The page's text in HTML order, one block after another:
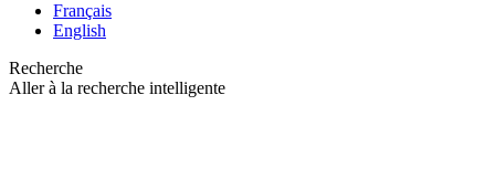
Français
English
Recherche
Aller à la recherche intelligente